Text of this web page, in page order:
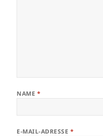
NAME *
E-MAIL-ADRESSE *